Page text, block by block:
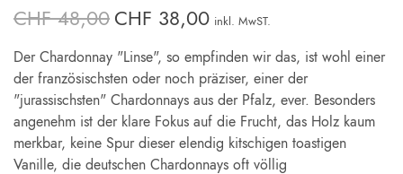
CHF48,00 Ursprünglicher
CHF 48,00
CHF 38,00Aktueller
CHF 38,00.
inkl. MwST.
Der Chardonnay "Linse", so empfinden wir das, ist wohl einer
der französischsten oder noch präziser, einer der
"jurassischsten" Chardonnays aus der Pfalz, ever. Besonders
angenehm ist der klare Fokus auf die Frucht, das Holz kaum
merkbar, keine Spur dieser elendig kitschigen toastigen
Vanille, die deutschen Chardonnays oft völlig